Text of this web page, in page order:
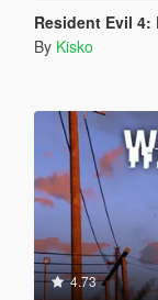
Resident Evil 4:
By Kisko
4.73